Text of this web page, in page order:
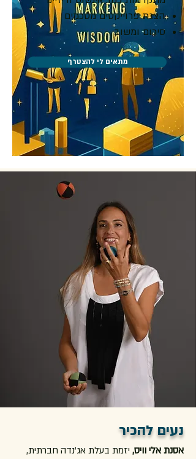
הצגת פרוייקטים מסכמים
סיכום ומשוב​
מתאים לי להצטרף
נעים להכיר
אסנת אלי וויס, יזמת בעלת אג'נדה חברתית,